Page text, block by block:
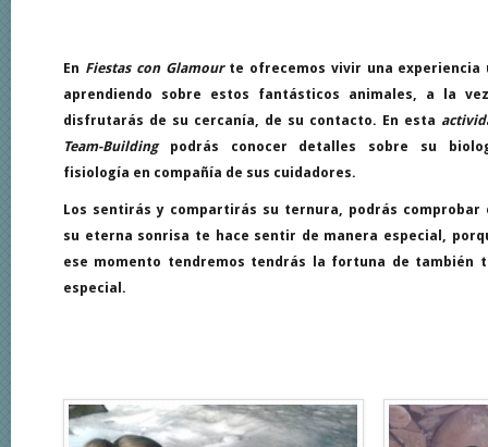
En Fiestas con Glamourte ofrecemos vivir una experiencia
aprendiendo sobre estos fantásticos animales, a la
disfrutarás de su cercanía, de su contacto. En esta
Team-Buildingpodrás conocer detalles sobre su
fisiología en compañía de sus cuidadores.
Los sentirás y compartirás su ternura, podrás comprobar
su eterna sonrisa te hace sentir de manera especial,
ese momento tendremos tendrás la fortuna de también
especial.